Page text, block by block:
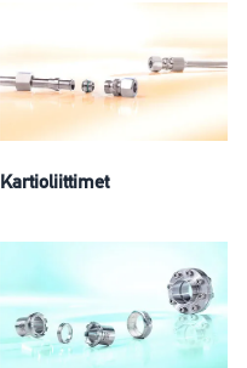
Kartioliittimet